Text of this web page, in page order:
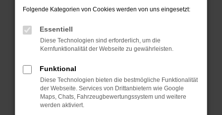
Manche Erweiterungen, wie Werbeblocker,
können das Laden bestimmter Seiten
verhindern. Funktioniert die Seite in einem
Fenster?
Starte dein Gerät neu.
Das kann manchmal helfen, vorübergehende
Probleme zu beheben.
Folgende Kategorien von Cookies werden von uns eingesetzt:
Essentiell
Diese Technologien sind erforderlich, um die
Kernfunktionalität der Webseite zu gewährleisten.
Funktional
Diese Technologien bieten die bestmögliche Funktionalität
der Webseite. Services von Drittanbietern wie Google
Maps, Chats, Fahrzeugbewertungssystem und weitere
werden aktiviert.